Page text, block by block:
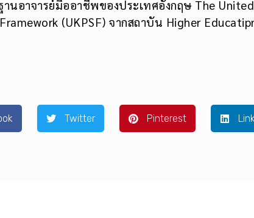
นอาจารย์มืออาชีพของประเทศอังกฤษ The United
(UKPSF) จากสถาบัน Higher Educatipn